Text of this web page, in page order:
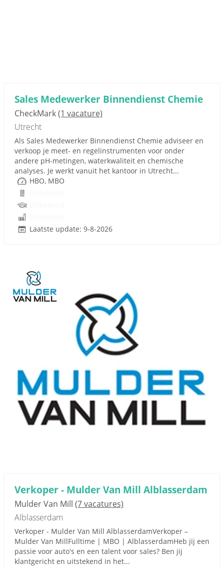
Sales Medewerker Binnendienst Chemie
CheckMark(1 vacature)
Utrecht
Als Sales Medewerker Binnendienst Chemie adviseer en
verkoop je meet- en regelinstrumenten voor onder
andere pH-metingen, waterkwaliteit en chemische
analyses. Je werkt vanuit het kantoor in Utrecht...
HBO, MBO
Laatste update: 9-8-2026
Verkoper - Mulder Van Mill Alblasserdam
Mulder Van Mill (7 vacatures)
Alblasserdam
Verkoper - Mulder Van Mill AlblasserdamVerkoper –
Mulder Van MillFulltime | MBO | AlblasserdamHeb jij een
passie voor auto's en een talent voor sales? Ben jij
klantgericht en uitstekend in het...